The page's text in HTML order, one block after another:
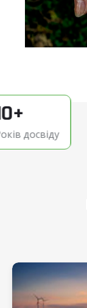
досвіду